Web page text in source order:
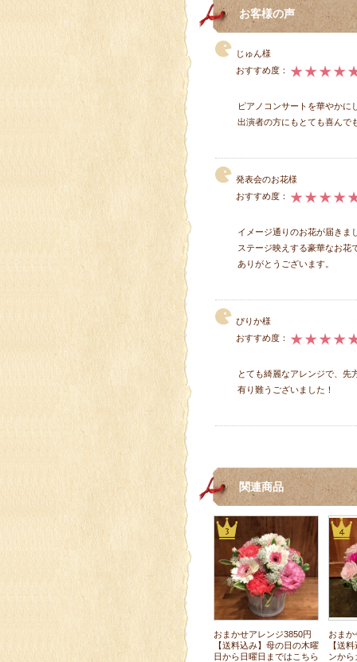
お客様の声
じゅん様
おすすめ度：
ピアノコンサートを華やかに
出演者の方にもとても喜んで
発表会のお花様
おすすめ度：
イメージ通りのお花が届きま
ステージ映えする豪華なお花
ありがとうございます。
ぴりか様
おすすめ度：
とても綺麗なアレンジで、先
有り難うございました！
関連商品
おまかせアレンジ3850円
【送料込み】母の日の木曜
日から日曜日まではこちら
おまか
【送
ンから